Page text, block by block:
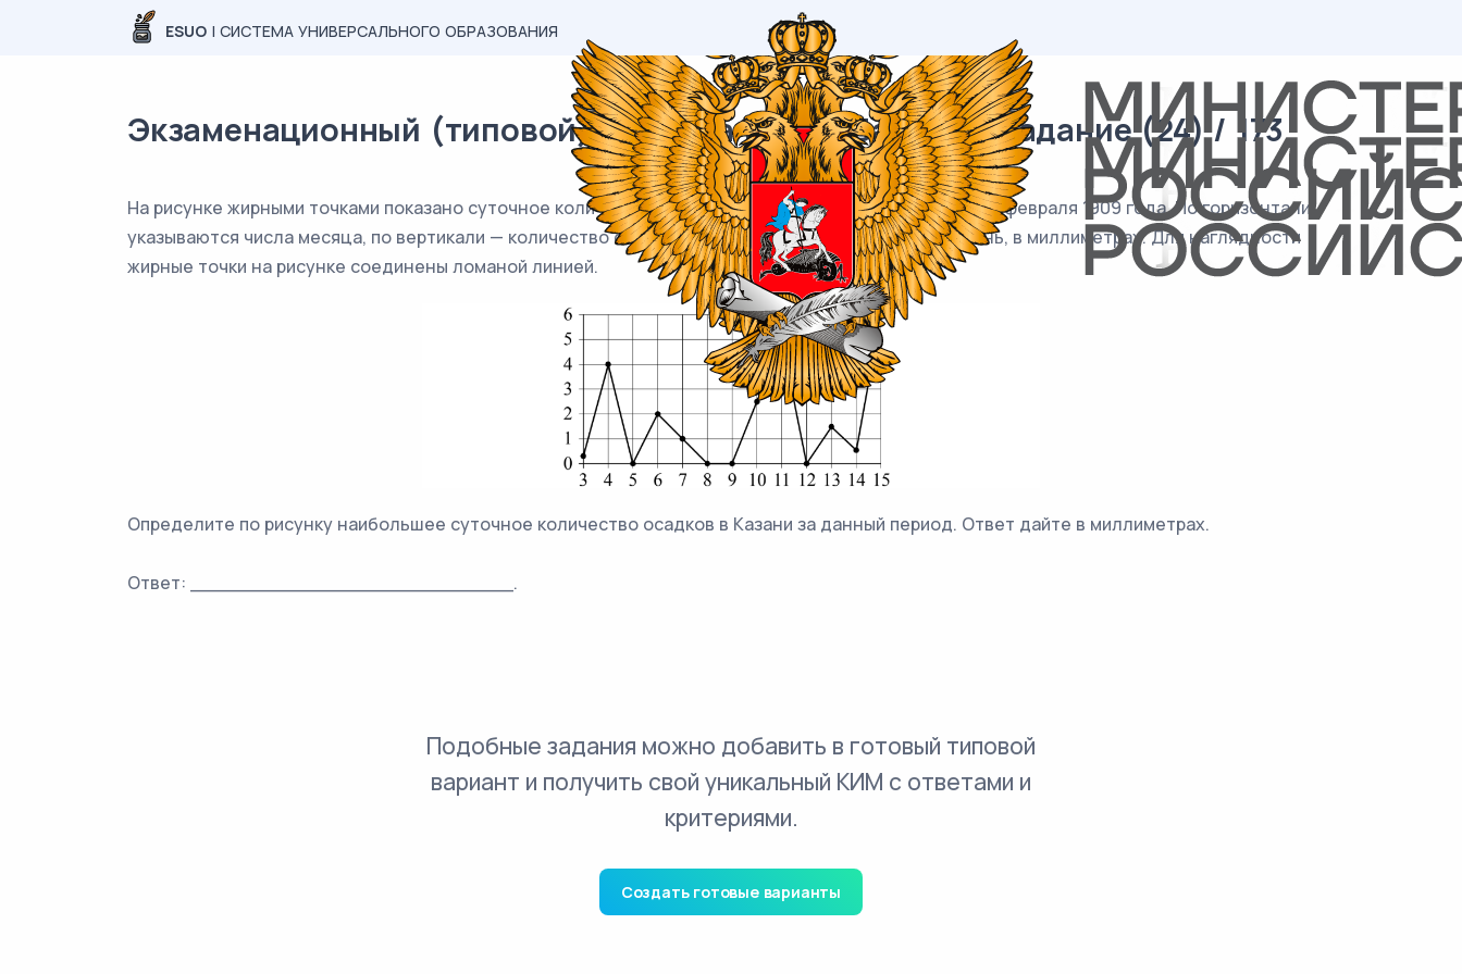
ESUO | СИСТЕМА УНИВЕРСАЛЬНОГО ОБРАЗОВАНИЯ
Экзаменационный (типовой) материал ЕГЭ / База / 03 задание (24) / 173
На рисунке жирными точками показано суточное количество осадков, выпадавших в Казани с 3 по 15 февраля 1909 года. По горизонтали
указываются числа месяца, по вертикали — количество осадков, выпавших в соответствующий день, в миллиметрах. Для наглядности
жирные точки на рисунке соединены ломаной линией.
Определите по рисунку наибольшее суточное количество осадков в Казани за данный период. Ответ дайте в миллиметрах.
Ответ: ___________________________.
Подобные задания можно добавить в готовый типовой
вариант и получить свой уникальный КИМ с ответами и
критериями.
Создать готовые варианты